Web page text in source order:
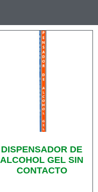
DISPENSADOR DE
ALCOHOL GEL SIN
CONTACTO